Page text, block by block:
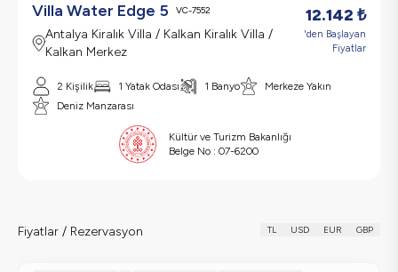
Villa Water Edge 5 VC-7552
Antalya Kiralık Villa / Kalkan Kiralık Villa /
Kalkan Merkez
12.142 ₺
'den Başlayan
Fiyatlar
2 Kişilik 1 Yatak Odası 1 Banyo
Merkeze Yakın
Deniz Manzarası
Kültür ve Turizm Bakanlığı
Belge No : 07-6200
Fiyatlar / Rezervasyon TL USD EUR GBP